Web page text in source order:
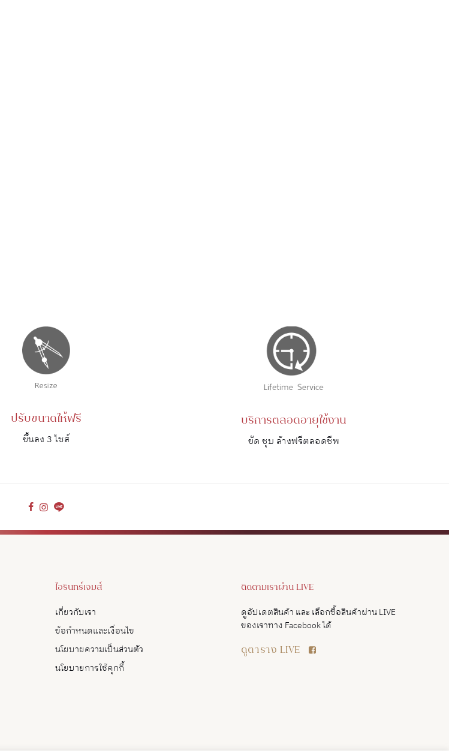
ปรับขนาดให้ฟรี
ขึ้นลง 3 ไซส์
บริการตลอดอายุใช้งาน
ขัด ชุบ ล้างฟรีตลอดชีพ
ไอรินทร์เจมส์
เกี่ยวกับเรา
ข้อกำหนดและเงื่อนไข
นโยบายความเป็นส่วนตัว
นโยบายการใช้คุกกี้
ติดตามเราผ่าน LIVE
ดูอัปเดตสินค้า และ เลือกซื้อสินค้าผ่าน LIVE
ของเราทาง Facebook ได้
ดูตาราง LIVE